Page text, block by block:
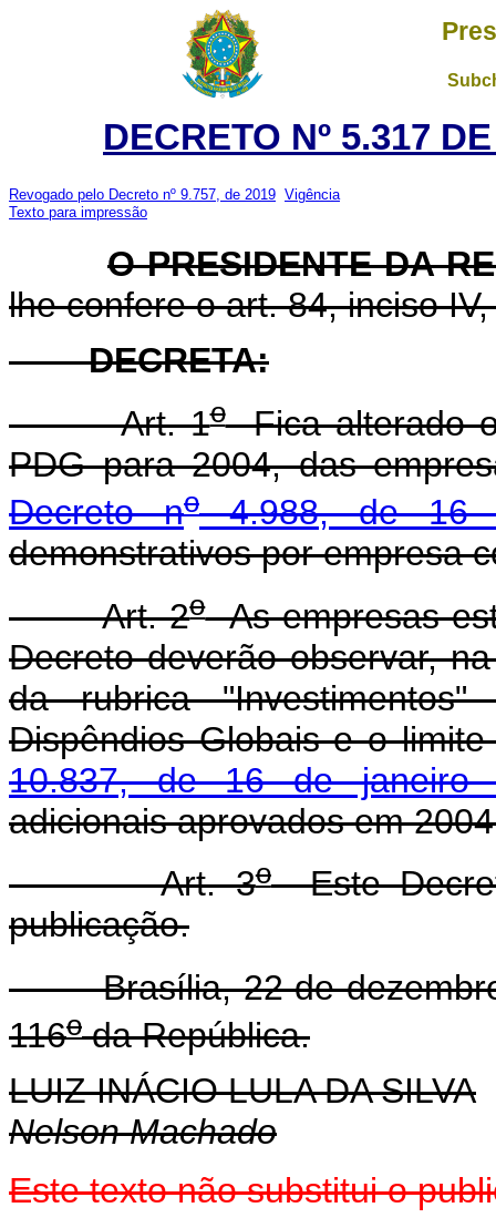
DECRETO Nº 5.317
Revogado pelo Decreto nº 9.757, de 2019 Vigência
Texto para impressão
O PRESIDENTE DA
lhe confere o art. 84, inciso
DECRETA:
Art. 1oFica alterado o
PDG para 2004, das
Decreto no4.988, de 16
demonstrativos por empresa
Art. 2oAs empresas
Decreto deverão observar,
da rubrica
Dispêndios Globais e o
10.837, de 16 de janeiro
adicionais aprovados em
Art. 3oEste
publicação.
Brasília, 22 de dezembro
116oda República.
LUIZ INÁCIO LULA DA SILVA
Nelson Machado
Este texto não substitui o